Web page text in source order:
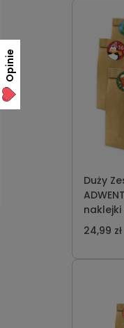
Duży
sznurek)
24,99 zł
Opinie